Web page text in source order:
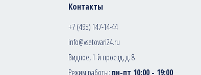
Контакты
+7 (495) 147-14-44
info@vsetovari24.ru
Видное, 1-й проезд, д. 8
Режим работы: пн-пт 10:00 - 19:00